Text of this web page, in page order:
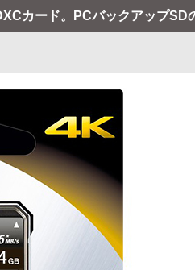
カード。PCバックアップSD